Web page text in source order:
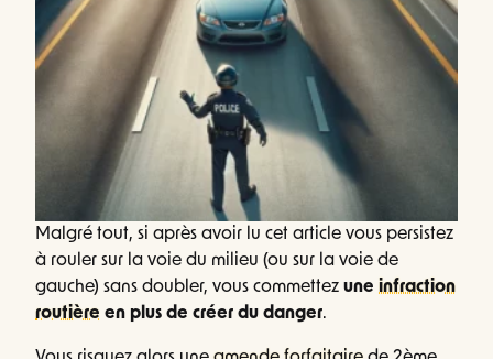
Malgré tout, si après avoir lu cet article vous persistez
à rouler sur la voie du milieu (ou sur la voie de
gauche) sans doubler, vous commettez une infraction
routière en plus de créer du danger.